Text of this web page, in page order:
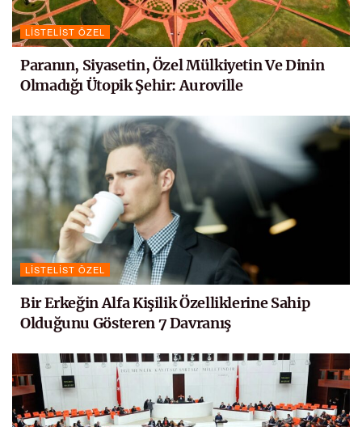
LISTELIST ÖZEL
Paranın, Siyasetin, Özel Mülkiyetin Ve Dinin
Olmadığı Ütopik Şehir: Auroville
LISTELIST ÖZEL
Bir Erkeğin Alfa Kişilik Özelliklerine Sahip
Olduğunu Gösteren 7 Davranış